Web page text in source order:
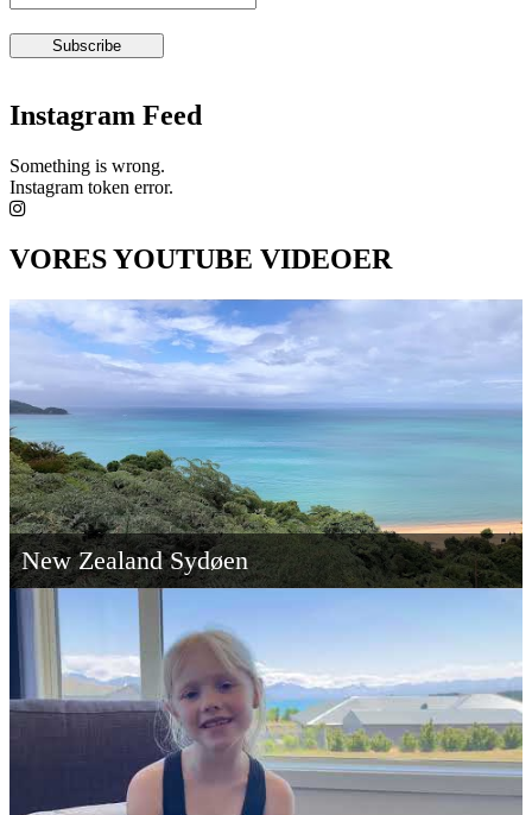
Instagram Feed
Something is wrong.
Instagram token error.
VORES YOUTUBE VIDEOER
New Zealand Sydøen